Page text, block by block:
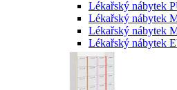
Lékařský nábytek
Lékařský nábytek
Lékařský nábytek
Lékařský nábytek